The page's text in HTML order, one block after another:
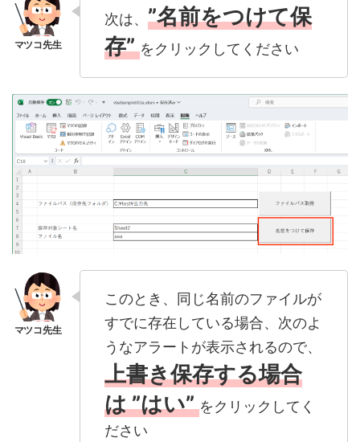
次は、 ”名前をつけて保
存”をクリックしてください
このとき、同じ名前のファイルが
すでに存在している場合、次のよ
うなアラートが表示されるので、
上書き保存する場合
は ”はい”をクリックしてく
ださい